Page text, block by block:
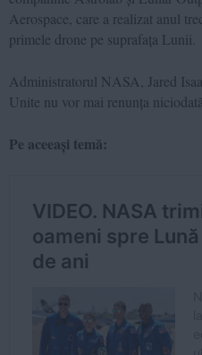
Aerospace, care a realizat anul
primele drone pe suprafața Lunii.
Administratorul NASA, Jared
Unite nu vor mai renunța
Pe aceeași temă: